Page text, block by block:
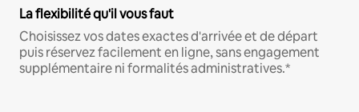
La flexibilité qu'il vous faut
Choisissez vos dates exactes d'arrivée et de départ
puis réservez facilement en ligne, sans engagement
supplémentaire ni formalités administratives.*